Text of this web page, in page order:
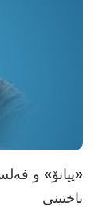
«پیانۆ» و
باختینی